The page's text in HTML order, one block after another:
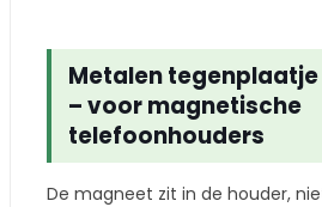
Metalen
– voor magnetische
telefoonhouders
De magneet zit in de houder,